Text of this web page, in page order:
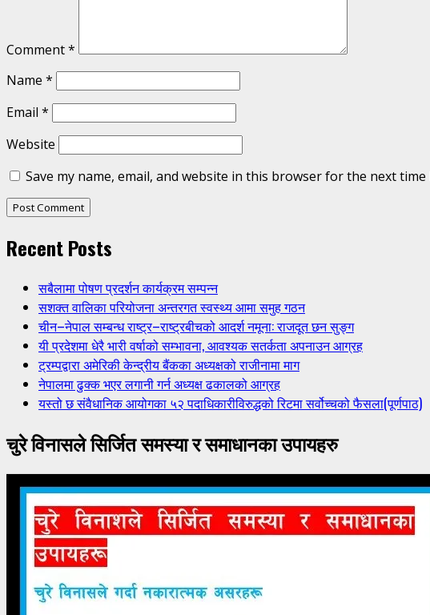
Comment*
Name *
Email *
Website
Save my name, email, and website in this browser for the next time
Recent Posts
सबैलामा पोषण प्रदर्शन कार्यक्रम सम्पन्न
सशक्त वालिका परियोजना अन्तरगत स्वस्थ्य आमा समुह गठन
चीन–नेपाल सम्बन्ध राष्ट्र–राष्ट्रबीचको आदर्श नमूना: राजदूत छन सुङ्ग
यी प्रदेशमा धेरै भारी वर्षाको सम्भावना, आवश्यक सतर्कता अपनाउन आग्रह
ट्रम्पद्वारा अमेरिकी केन्द्रीय बैंकका अध्यक्षको राजीनामा माग
नेपालमा ढुक्क भएर लगानी गर्न अध्यक्ष ढकालको आग्रह
यस्तो छ संवैधानिक आयोगका ५२ पदाधिकारीविरुद्धको रिटमा सर्वोच्चको फैसला(पूर्णपाठ)
चुरे विनासले सिर्जित समस्या र समाधानका उपायहरु